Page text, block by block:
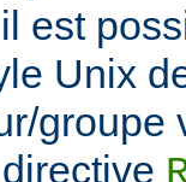
est
Unix
groupe